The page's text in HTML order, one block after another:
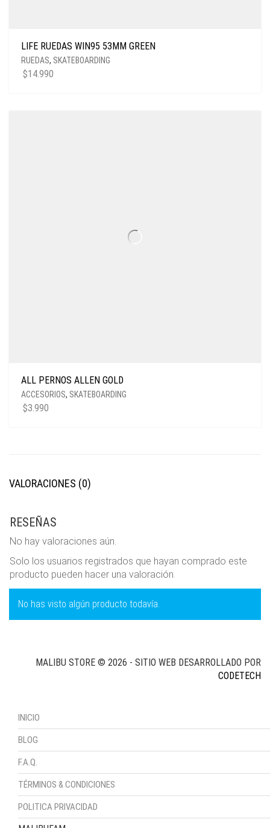
LIFE RUEDAS WIN95 53MM GREEN
RUEDAS, SKATEBOARDING
$14.990
ALL PERNOS ALLEN GOLD
ACCESORIOS, SKATEBOARDING
$3.990
VALORACIONES (0)
RESEÑAS
No hay valoraciones aún.
Solo los usuarios registrados que hayan comprado este
producto pueden hacer una valoración.
No has visto algún producto todavía.
INICIO
BLOG
F.A.Q.
TÉRMINOS & CONDICIONES
POLITICA PRIVACIDAD
MALIBU STORE © 2026 - SITIO WEB DESARROLLADO POR
CODETECH